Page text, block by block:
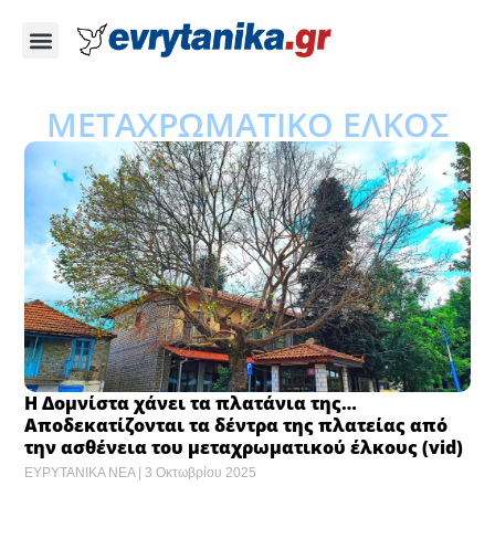
ΜΕΤΑΧΡΩΜΑΤΙΚΟ ΕΛΚΟΣ
Η Δομνίστα χάνει τα πλατάνια της…
Αποδεκατίζονται τα δέντρα της πλατείας από
την ασθένεια του μεταχρωματικού έλκους (vid)
ΕΥΡΥΤΑΝΙΚΑ ΝΕΑ 3 Οκτωβρίου 2025